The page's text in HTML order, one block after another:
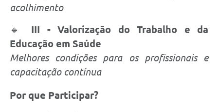
acolhimento
🔹 III - Valorização do Trabalho e da
Educação em Saúde
Melhores condições para os profissionais e
capacitação contínua
Por que Participar?